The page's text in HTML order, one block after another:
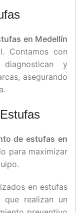
en Medellín
Contamos con
y
asegurando
de estufas en
para maximizar
en estufas
que realizan un